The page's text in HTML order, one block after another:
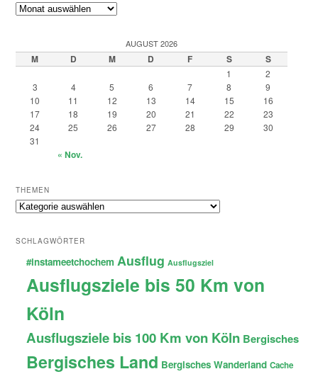
Archiv
AUGUST 2026
M D M D F S S
1
2
3
4 5 6 7 8
9
10
11 12 13 14 15
16
17
18 19 20 21 22
23
24
25 26 27 28 29
30
31
« Nov.
THEMEN
Themen
SCHLAGWÖRTER
#instameetchochem Ausflug Ausflugsziel
Ausflugsziele bis 50 Km von
Köln
Ausflugsziele bis 100 Km von Köln Bergisches
Bergisches Land Bergisches Wanderland Cache